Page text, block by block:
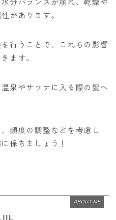
があります。
行うことで、これらの影響
ます。
泉やサウナに入る際の髪へ
頻度の調整などを考慮し
保ちましょう！
ABOUT ME